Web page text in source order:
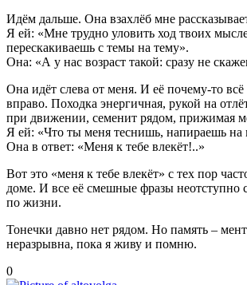
Идём дальше. Она взахлёб мне
Я ей: «Мне трудно уловить ход твоих
перескакиваешь с темы на тему».
Она: «А у нас возраст такой: сразу не
Она идёт слева от меня. И её почему-то всё
вправо. Походка энергичная, рукой на
при движении, семенит рядом, прижимая
Я ей: «Что ты меня теснишь, напираешь
Она в ответ: «Меня к тебе влекёт!..»
Вот это «меня к тебе влекёт» с тех пор
доме. И все её смешные фразы неотступно
по жизни.
Тонечки давно нет рядом. Но память –
неразрывна, пока я живу и помню.
0